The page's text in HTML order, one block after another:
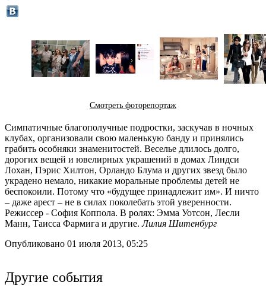
Смотреть фоторепортаж
Симпатичные благополучные подростки, заскучав в ночных
клубах, организовали свою маленькую банду и принялись
грабить особняки знаменитостей. Веселье длилось долго,
дорогих вещей и ювелирных украшений в домах Линдси
Лохан, Пэрис Хилтон, Орландо Блума и других звезд было
украдено немало, никакие моральные проблемы детей не
беспокоили. Потому что «будущее принадлежит им». И ничто
– даже арест – не в силах поколебать этой уверенности.
Режиссер - София Коппола. В ролях: Эмма Уотсон, Лесли
Манн, Таисса Фармига и другие.Лилия Шитенбург
Опубликовано 01 июля 2013, 05:25
Другие события